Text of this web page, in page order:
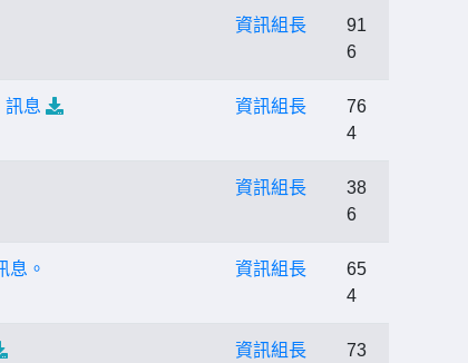
資訊組長
91
6
訊息 資訊組長
76
4
資訊組長
38
6
息。 資訊組長
65
4
資訊組長
73